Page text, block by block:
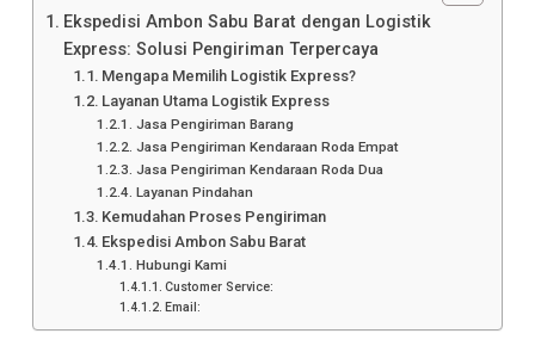
Ekspedisi Ambon Sabu Barat dengan Logistik
Express: Solusi Pengiriman Terpercaya
Mengapa Memilih Logistik Express?
Layanan Utama Logistik Express
Jasa Pengiriman Barang
Jasa Pengiriman Kendaraan Roda Empat
Jasa Pengiriman Kendaraan Roda Dua
Layanan Pindahan
Kemudahan Proses Pengiriman
Ekspedisi Ambon Sabu Barat
Hubungi Kami
Customer Service:
Email: